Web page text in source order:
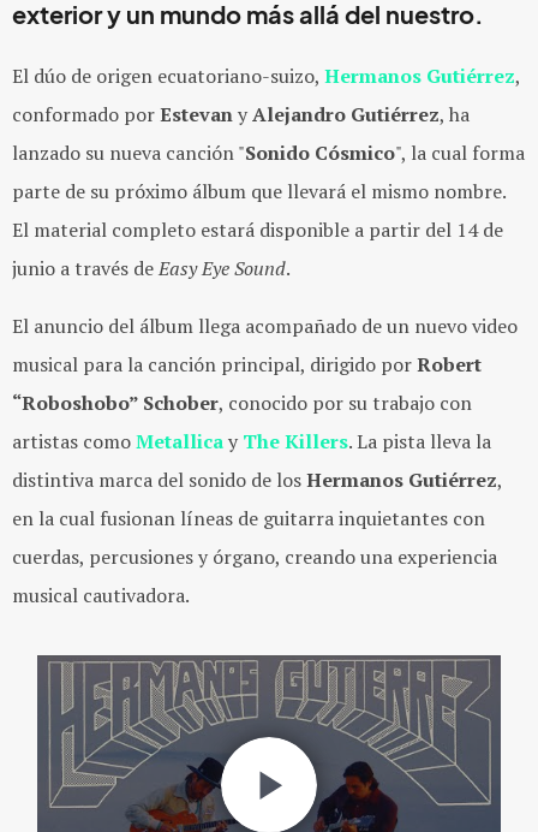
exterior y un mundo más allá del nuestro.
El dúo de origen ecuatoriano-suizo, Hermanos Gutiérrez,
conformado porEstevanyAlejandro Gutiérrez, ha
lanzado su nueva canción "Sonido Cósmico", la cual forma
parte de su próximo álbum que llevará el mismo nombre.
El material completo estará disponible a partir del 14 de
junio a través deEasy Eye Sound.
El anuncio del álbum llega acompañado de un nuevo video
musical para la canción principal, dirigido porRobert
“Roboshobo” Schober, conocido por su trabajo con
artistas comoMetallicay The Killers. La pista lleva la
distintiva marca del sonido de losHermanos Gutiérrez,
en la cual fusionan líneas de guitarra inquietantes con
cuerdas, percusiones y órgano, creando una experiencia
musical cautivadora.